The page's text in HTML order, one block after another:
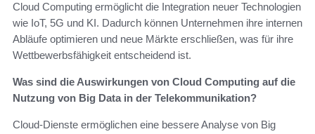
Cloud Computing ermöglicht die Integration neuer Technologien
wie IoT, 5G und KI. Dadurch können Unternehmen ihre internen
Abläufe optimieren und neue Märkte erschließen, was für ihre
Wettbewerbsfähigkeit entscheidend ist.
Was sind die Auswirkungen von Cloud Computing auf die
Nutzung von Big Data in der Telekommunikation?
Cloud-Dienste ermöglichen eine bessere Analyse von Big